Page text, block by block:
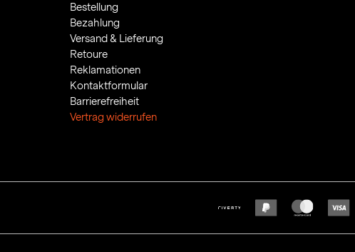
Bestellung
Bezahlung
Versand & Lieferung
Retoure
Reklamationen
Kontaktformular
Barrierefreiheit
Vertrag widerrufen